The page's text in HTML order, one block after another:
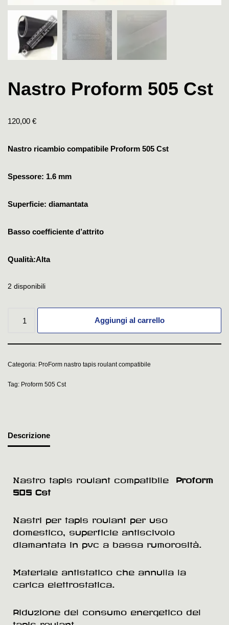
Nastro Proform 505 Cst
120,00 €
Nastro ricambio compatibile Proform 505 Cst
Spessore: 1.6 mm
Superficie: diamantata
Basso coefficiente d’attrito
Qualità:Alta
2 disponibili
Aggiungi al carrello
Categoria: ProForm nastro tapis roulant compatibile
Tag: Proform 505 Cst
Descrizione
Nastro tapis roulant compatibile
Proform
505 Cst
Nastri per tapis roulant per uso
domestico, superficie antiscivolo
diamantata in pvc a bassa rumorosità.
Materiale antistatico che annulla la
carica elettrostatica.
Riduzione del consumo energetico del
tapis roulant.